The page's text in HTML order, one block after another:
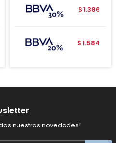
$ 1.386
$ 1.584
nuestras novedades!